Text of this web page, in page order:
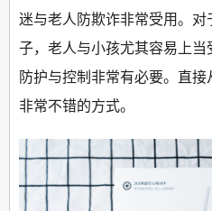
迷与老人防欺诈非常受用。
子，老人与小孩尤其容易上
防护与控制非常有必要。直
非常不错的方式。